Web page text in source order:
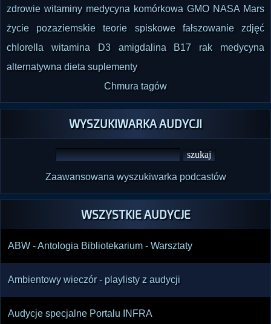
zdrowie witaminy medycyna komórkowa GMO NASA Mars
życie pozaziemskie
teorie spiskowe
fałszowanie zdjęć
chlorella
witamina D3 amigdalina B17 rak
medycyna
alternatywna dieta suplementy
Chmura tagów
WYSZUKIWARKA AUDYCJI
Zaawansowana wyszukiwarka podcastów
WSZYSTKIE AUDYCJE
ABW - Antologia Bibliotekarium - Warsztaty
Ambientowy wieczór - playlisty z audycji
Audycje specjalne Portalu INFRA